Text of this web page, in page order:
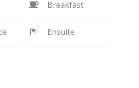
Breakfast
Ensuite